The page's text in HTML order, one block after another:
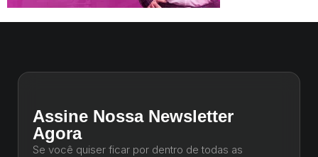
Assine Nossa Newsletter
Agora
Se você quiser ficar por dentro de todas as